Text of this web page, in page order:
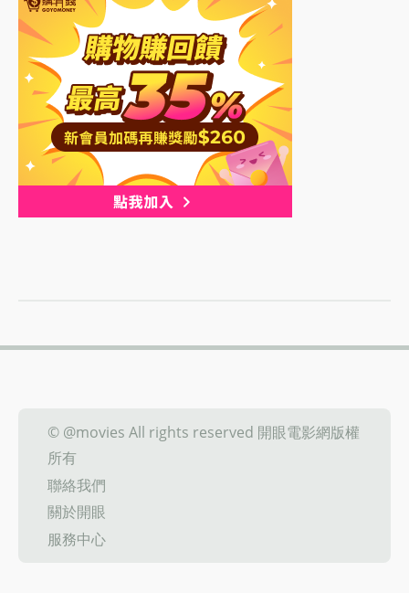
© @movies All rights reserved 開眼電影網版權
所有
聯絡我們
關於開眼
服務中心